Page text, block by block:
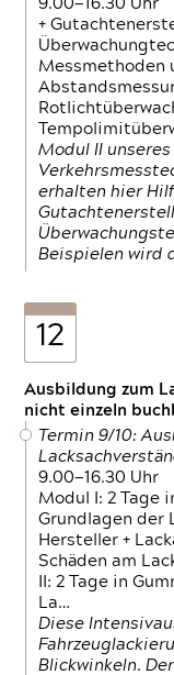
9.00—16.30 Uhr
+
Messmethoden
Modul II
erhalten hier
Beispielen wird
12
Ausbildung zum
nicht einzeln
Termin 9/10:
9.00—16.30 Uhr
Modul I: 2 Tage
Grundlagen der
Hersteller +
Schäden am
II: 2 Tage in
La…
Diese
Blickwinkeln.